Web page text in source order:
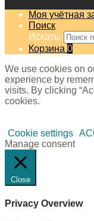
Моя учётная
Поиск
Искать:
Корзина 0
We use cookies on
experience by
visits. By clicking
cookies.
Cookie settings
Manage consent
Close
Privacy Overview